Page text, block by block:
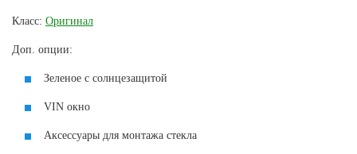
Класс: Оригинал
Доп. опции:
Зеленое с солнцезащитой
VIN окно
Аксессуары для монтажа стекла